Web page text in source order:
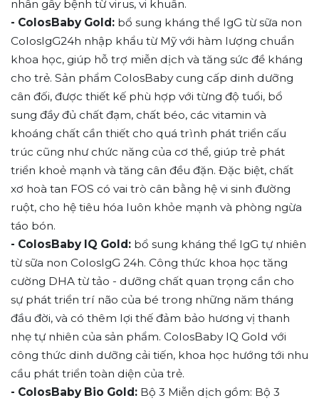
nhân gây bệnh từ virus, vi khuẩn.
- ColosBaby Gold: bổ sung kháng thể IgG từ sữa non
ColosIgG24h nhập khẩu từ Mỹ với hàm lượng chuẩn
khoa học, giúp hỗ trợ miễn dịch và tăng sức đề kháng
cho trẻ. Sản phẩm ColosBaby cung cấp dinh dưỡng
cân đối, được thiết kế phù hợp với từng độ tuổi, bổ
sung đầy đủ chất đạm, chất béo, các vitamin và
khoáng chất cần thiết cho quá trình phát triển cấu
trúc cũng như chức năng của cơ thể, giúp trẻ phát
triển khoẻ mạnh và tăng cân đều đặn. Đặc biệt, chất
xơ hoà tan FOS có vai trò cân bằng hệ vi sinh đường
ruột, cho hệ tiêu hóa luôn khỏe mạnh và phòng ngừa
táo bón.
- ColosBaby IQ Gold: bổ sung kháng thể IgG tự nhiên
từ sữa non ColosIgG 24h. Công thức khoa học tăng
cường DHA từ tảo - dưỡng chất quan trọng cần cho
sự phát triển trí não của bé trong những năm tháng
đầu đời, và có thêm lợi thế đảm bảo hương vị thanh
nhẹ tự nhiên của sản phẩm. ColosBaby IQ Gold với
công thức dinh dưỡng cải tiến, khoa học hướng tới nhu
cầu phát triển toàn diện của trẻ.
- ColosBaby Bio Gold: Bộ 3 Miễn dịch gồm: Bộ 3